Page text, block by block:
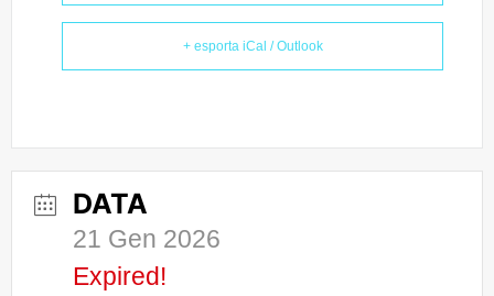
+ esporta iCal / Outlook
DATA
21 Gen 2026
Expired!